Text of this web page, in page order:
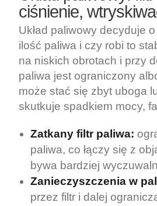
ciśnienie,
Układ paliwowy decyduje
ilość paliwa i czy robi to
na niskich obrotach i przy
paliwa jest ograniczony
może stać się zbyt uboga
skutkuje spadkiem mocy,
Zatkany filtr paliwa:
paliwa, co łączy się z
bywa bardziej
Zanieczyszczenia w
przez filtr i dalej